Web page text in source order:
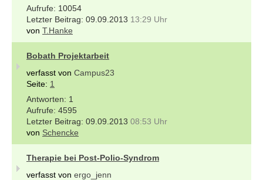
10054
09.09.2013 13:29 Uhr
von T.Hanke
Bobath Projektarbeit
verfasst von Campus23
Seite: 1
1
4595
09.09.2013 08:53 Uhr
von Schencke
Therapie bei Post-Polio-Syndrom
verfasst von ergo_jenn